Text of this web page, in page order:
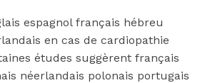
espagnol français hébreu
en cas de cardiopathie
études suggèrent français
néerlandais polonais portugais